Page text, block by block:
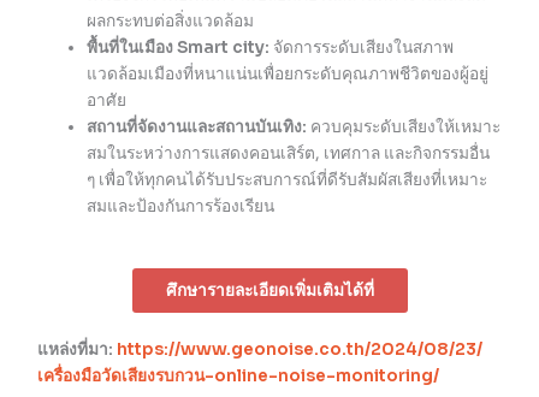
ผลกระทบต่อสิ่งแวดล้อม
พื้นที่ในเมืองSmart city: จัดการระดับเสียงในสภาพ
แวดล้อมเมืองที่หนาแน่นเพื่อยกระดับคุณภาพชีวิตของผู้อยู่
อาศัย
สถานที่จัดงานและสถานบันเทิง: ควบคุมระดับเสียงให้เหมาะ
สมในระหว่างการแสดงคอนเสิร์ต, เทศกาล และกิจกรรมอื่น
ๆ เพื่อให้ทุกคนได้รับประสบการณ์ที่ดีรับสัมผัสเสียงที่เหมาะ
สมและป้องกันการร้องเรียน
ศึกษารายละเอียดเพิ่มเติมได้ที่
แหล่งที่มา: https://www.geonoise.co.th/2024/08/23/
เครื่องมือวัดเสียงรบกวน-online-noise-monitoring/